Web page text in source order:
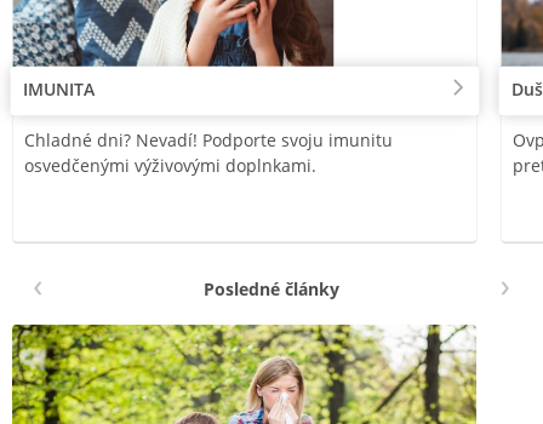
IMUNITA
Chladné dni? Nevadí! Podporte svoju imunitu
osvedčenými výživovými doplnkami.
Posledné články